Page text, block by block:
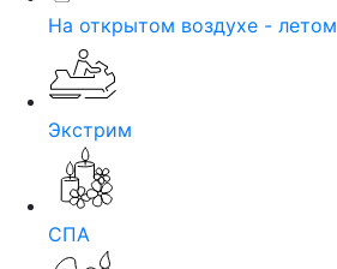
На открытом воздухе - летом
Экстрим
СПА